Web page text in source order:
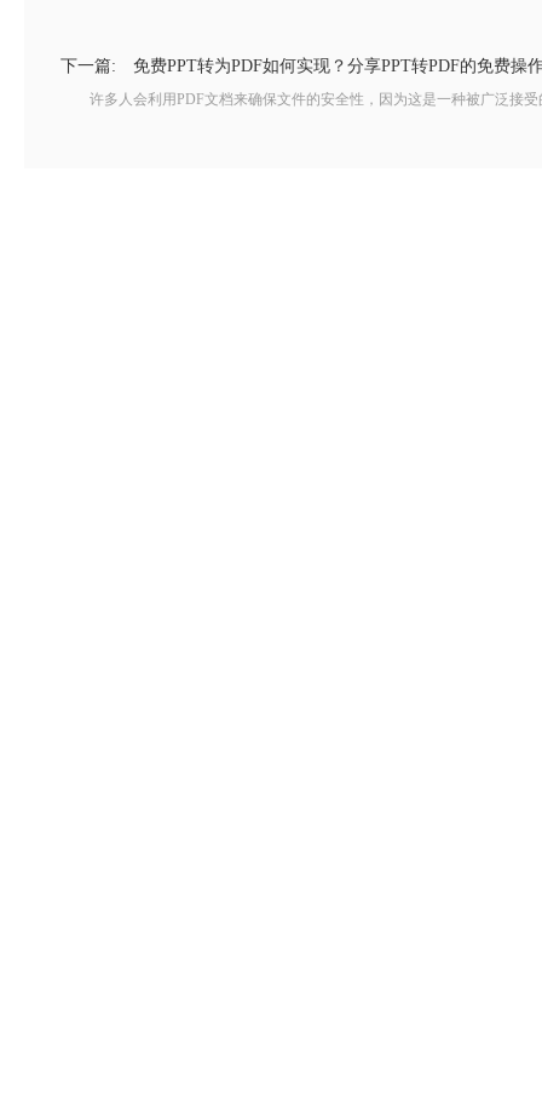
下一篇: 免费PPT转为PDF如何实现？分享PPT转PDF的免费操
许多人会利用PDF文档来确保文件的安全性，因为这是一种被广泛接受